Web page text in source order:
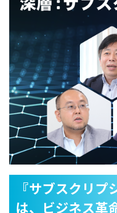
『サブスクリプ
は、ビジネス革